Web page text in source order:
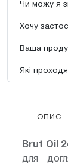
Чи можу я
Хочу
Ваша
Які
ОПИС
Brut Oil
для